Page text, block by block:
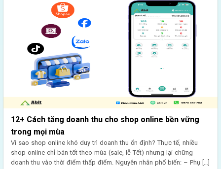
12+ Cách tăng doanh thu cho shop online bền vững
trong mọi mùa
Vì sao shop online khó duy trì doanh thu ổn định? Thực tế, nhiều
shop online chỉ bán tốt theo mùa (sale, lễ Tết) nhưng lại chững
doanh thu vào thời điểm thấp điểm. Nguyên nhân phổ biến: – Phụ […]